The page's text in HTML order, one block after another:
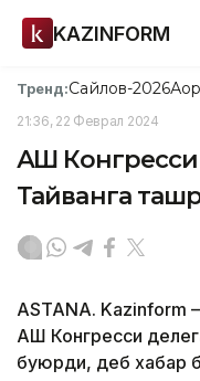
KAZINFORM
Тренд:Сайлов-2026
21:36, 22 Феврал 2024
АҚШ
Тайванга
ASTANA. Kazinform
АҚШ Конгресси
буюрди, деб хабар